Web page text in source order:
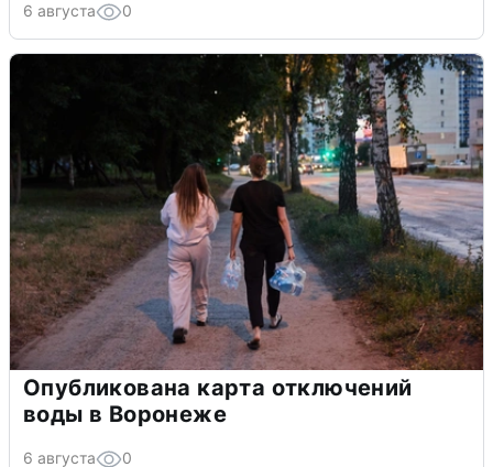
6 августа 0
Опубликована карта отключений
воды в Воронеже
6 августа 0